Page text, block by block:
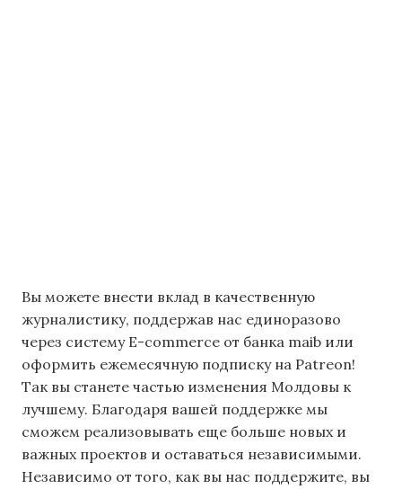
Вы можете внести вклад в качественную
журналистику, поддержав нас единоразово
через систему E-commerce от банка maib или
оформить ежемесячную подписку на Patreon!
Так вы станете частью изменения Молдовы к
лучшему. Благодаря вашей поддержке мы
сможем реализовывать еще больше новых и
важных проектов и оставаться независимыми.
Независимо от того, как вы нас поддержите, вы